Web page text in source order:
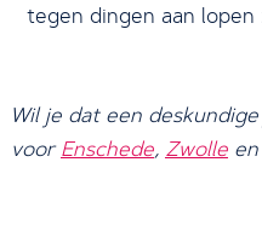
tegen dingen aan
Wil je dat een
voorEnschede, Zwolle en